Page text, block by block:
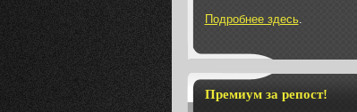
Подробнее здесь.
Премиум за репост!